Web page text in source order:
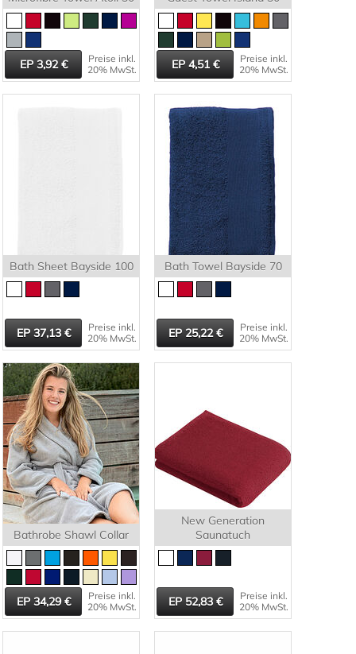
3,92
Preise inkl.
20% MwSt.
4,51
Preise inkl.
20% MwSt.
Bath Sheet Bayside 100
37,13
Preise inkl.
20% MwSt.
Bath Towel Bayside 70
25,22
Preise inkl.
20% MwSt.
Bathrobe Shawl Collar
34,29
Preise inkl.
20% MwSt.
New Generation
Saunatuch
52,83
Preise inkl.
20% MwSt.